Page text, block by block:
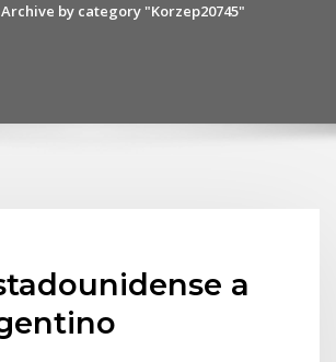
Archive by category "Korzep20745"
a